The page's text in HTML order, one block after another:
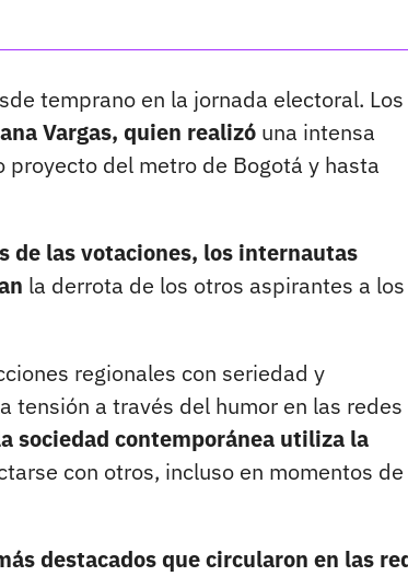
temprano en la jornada electoral. Los
Vargas, quien realizó una intensa
del metro de Bogotá y hasta
de las votaciones, los internautas
la derrota de los otros aspirantes a los
regionales con seriedad y
tensión a través del humor en las redes
sociedad contemporánea utiliza la
con otros, incluso en momentos de
destacados que circularon en las